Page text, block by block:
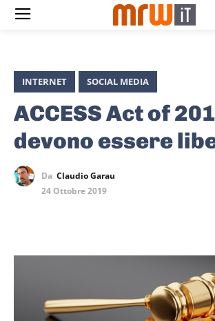
INTERNET SOCIAL MEDIA
ACCESS Act of
devono essere
Da Claudio Garau
24 Ottobre 2019